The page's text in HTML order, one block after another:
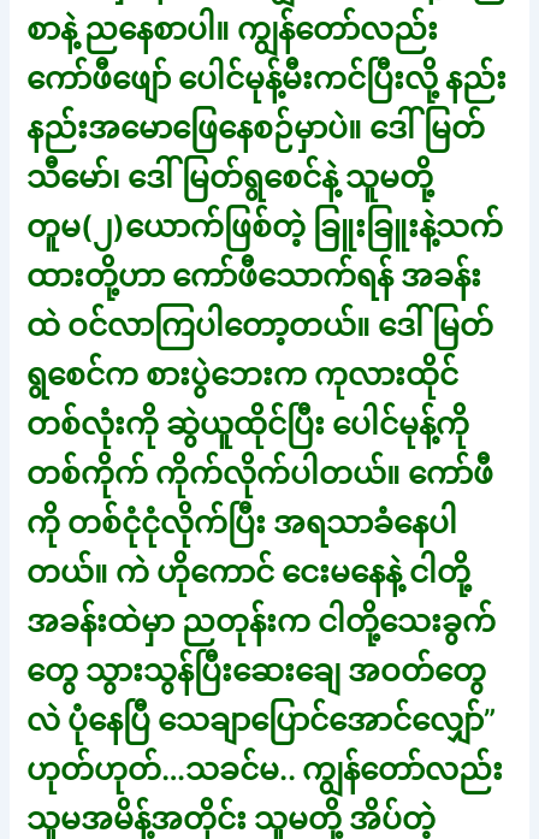
စာနဲ့ ညနေစာပါ။ ကျွန်တော်လည်း
ကော်ဖီဖျော် ပေါင်မုန့်မီးကင်ပြီးလို့ နည်း
နည်းအမောဖြေနေစဉ်မှာပဲ။ ဒေါ်မြတ်
သီမော်၊ ဒေါ်မြတ်ရွစေင်နဲ့ သူမတို့
တူမ(၂)ယောက်ဖြစ်တဲ့ ခြူးခြူးနဲ့သက်
ထားတို့ဟာ ကော်ဖီသောက်ရန် အခန်း
ထဲ ဝင်လာကြပါတော့တယ်။ ဒေါ်မြတ်
ရွစေင်က စားပွဲဘေးက ကုလားထိုင်
တစ်လုံးကို ဆွဲယူထိုင်ပြီး ပေါင်မုန့်ကို
တစ်ကိုက် ကိုက်လိုက်ပါတယ်။ ကော်ဖီ
ကို တစ်ငုံငုံလိုက်ပြီး အရသာခံနေပါ
တယ်။ ကဲ ဟိုကောင် ငေးမနေနဲ့ ငါတို့
အခန်းထဲမှာ ညတုန်းက ငါတို့သေးခွက်
တွေ သွားသွန်ပြီးဆေးချေ အဝတ်တွေ
လဲ ပုံနေပြီ သေချာပြောင်အောင်လျှော်”
ဟုတ်ဟုတ်…သခင်မ.. ကျွန်တော်လည်း
သူမအမိန့်အတိုင်း သူမတို့ အိပ်တဲ့